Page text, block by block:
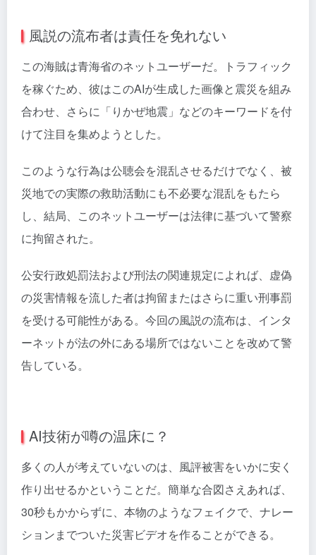
風説の流布者は責任を免れない
この海賊は青海省のネットユーザーだ。トラフィック
を稼ぐため、彼はこのAIが生成した画像と震災を組み
合わせ、さらに「りかぜ地震」などのキーワードを付
けて注目を集めようとした。
このような行為は公聴会を混乱させるだけでなく、被
災地での実際の救助活動にも不必要な混乱をもたら
し、結局、このネットユーザーは法律に基づいて警察
に拘留された。
公安行政処罰法および刑法の関連規定によれば、虚偽
の災害情報を流した者は拘留またはさらに重い刑事罰
を受ける可能性がある。今回の風説の流布は、インタ
ーネットが法の外にある場所ではないことを改めて警
告している。
AI技術が噂の温床に？
多くの人が考えていないのは、風評被害をいかに安く
作り出せるかということだ。簡単な合図さえあれば、
30秒もかからずに、本物のようなフェイクで、ナレー
ションまでついた災害ビデオを作ることができる。